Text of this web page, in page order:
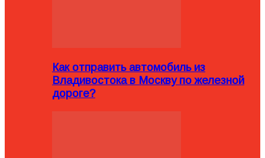
Как отправить автомобиль из
Владивостока в Москву по железной
дороге?